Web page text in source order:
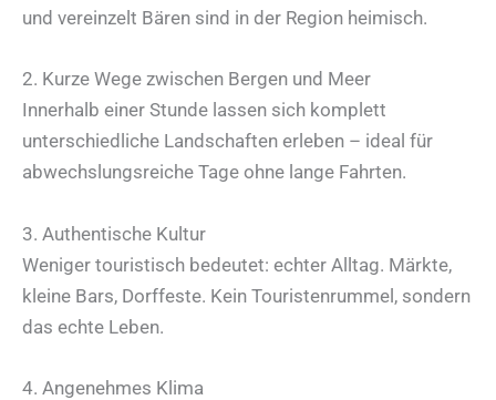
und vereinzelt Bären sind in der Region heimisch.
2. Kurze Wege zwischen Bergen und Meer
Innerhalb einer Stunde lassen sich komplett
unterschiedliche Landschaften erleben – ideal für
abwechslungsreiche Tage ohne lange Fahrten.
3. Authentische Kultur
Weniger touristisch bedeutet: echter Alltag. Märkte,
kleine Bars, Dorffeste. Kein Touristenrummel, sondern
das echte Leben.
4. Angenehmes Klima